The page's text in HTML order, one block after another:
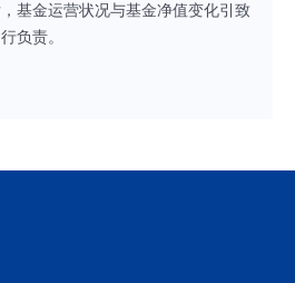
基金运营状况与基金净值变化引致
负责。
基金对债券资产的投资比例不低于
基金等权益类资产及可转换债券、
本基金的预期风险水平高于纯债基
业研究优势，加强对市场、证券基